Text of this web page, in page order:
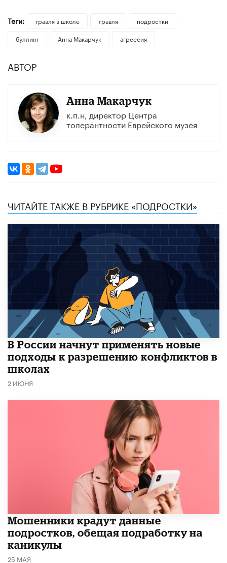
Теги: травля в школе травля
подростки
буллинг
Анна Макарчук агрессия
АВТОР
Анна Макарчук
к.п.н, директор Центра
толерантности Еврейского музея
ЧИТАЙТЕ ТАКЖЕ В РУБРИКЕ «ПОДРОСТКИ»
В России начнут применять новые
подходы к разрешению конфликтов в
школах
2 ИЮНЯ
Мошенники крадут данные
подростков, обещая подработку на
каникулы
25 МАЯ